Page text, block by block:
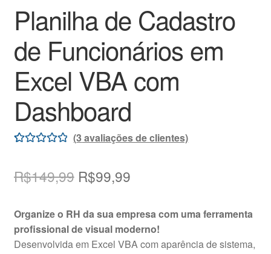
Planilha de Cadastro
de Funcionários em
Excel VBA com
Dashboard
5, com
avaliações de
clientes
(3avaliações de clientes)
R$149,99 O
original
era:
R$99,99O
atual
é:
Organize o RH da sua empresa com uma ferramenta
profissional de visual moderno!
Desenvolvida em Excel VBA com aparência de sistema,